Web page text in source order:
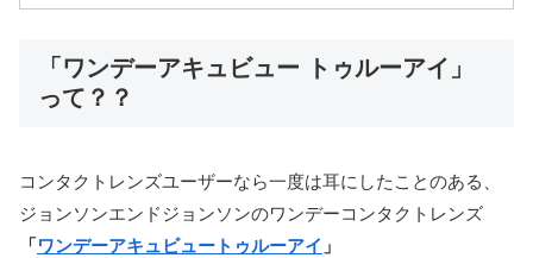
「ワンデーアキュビュー トゥルーアイ」
って？？
コンタクトレンズユーザーなら一度は耳にしたことのある、
ジョンソンエンドジョンソンのワンデーコンタクトレンズ
「ワンデーアキュビュートゥルーアイ 」